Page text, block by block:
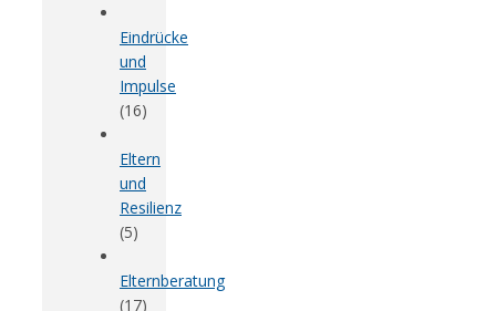
Eindrücke
und
Impulse
(16)
Eltern
und
Resilienz
(5)
Elternberatung
(17)